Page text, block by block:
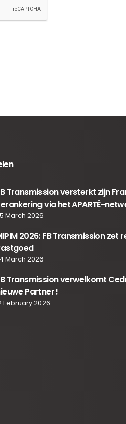
Transmission versterkt zijn
via het APARTÉ-
March 2026
2026: FB Transmission zet
March 2026
Transmission verwelkomt
Partner !
February 2026